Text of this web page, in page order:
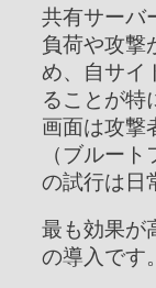
共有サーバ
負荷や攻撃
め、自サイ
ることが特
画面は攻撃
（ブルー
の試行は日
最も効果が
の導入です。